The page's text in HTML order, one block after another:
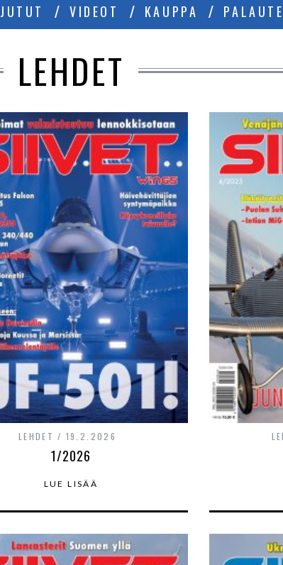
JUTUT VIDEOT KAUPPA PALAUTE
LEHDET
LEHDET 19.2.2026
1/2026
LUE LISÄÄ